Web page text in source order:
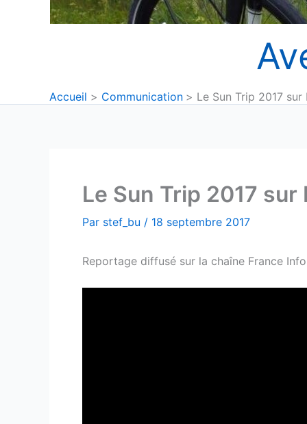
Accueil Communication Le Sun Trip 2017 sur
Le Sun Trip 2017 sur
Par stef_bu / 18 septembre 2017
Reportage diffusé sur la chaîne France